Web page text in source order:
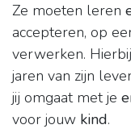
Ze moeten leren
accepteren, op
verwerken.
jaren van zijn
jij omgaat met je
voor jouw kind.